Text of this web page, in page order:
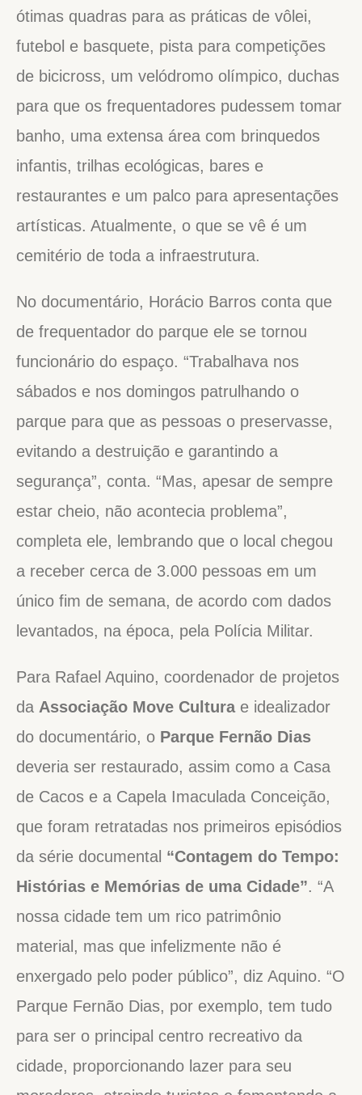
ótimas quadras para as práticas de vôlei,
futebol e basquete, pista para competições
de bicicross, um velódromo olímpico, duchas
para que os frequentadores pudessem tomar
banho, uma extensa área com brinquedos
infantis, trilhas ecológicas, bares e
restaurantes e um palco para apresentações
artísticas. Atualmente, o que se vê é um
cemitério de toda a infraestrutura.
No documentário, Horácio Barros conta que
de frequentador do parque ele se tornou
funcionário do espaço. “Trabalhava nos
sábados e nos domingos patrulhando o
parque para que as pessoas o preservasse,
evitando a destruição e garantindo a
segurança”, conta. “Mas, apesar de sempre
estar cheio, não acontecia problema”,
completa ele, lembrando que o local chegou
a receber cerca de 3.000 pessoas em um
único fim de semana, de acordo com dados
levantados, na época, pela Polícia Militar.
Para Rafael Aquino, coordenador de projetos
da Associação Move Culturae idealizador
do documentário, o Parque Fernão Dias
deveria ser restaurado, assim como a Casa
de Cacos e a Capela Imaculada Conceição,
que foram retratadas nos primeiros episódios
da série documental “Contagem do Tempo:
Histórias e Memórias de uma Cidade”. “A
nossa cidade tem um rico patrimônio
material, mas que infelizmente não é
enxergado pelo poder público”, diz Aquino. “O
Parque Fernão Dias, por exemplo, tem tudo
para ser o principal centro recreativo da
cidade, proporcionando lazer para seu